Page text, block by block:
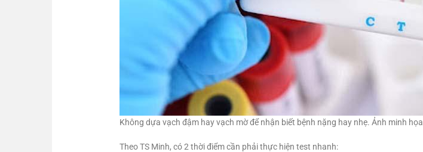
Không dựa vạch đậm hay vạch mờ để nhận biết bệnh nặng hay nhẹ. Ảnh minh họa
Theo TS Minh, có 2 thời điểm cần phải thực hiện test nhanh: